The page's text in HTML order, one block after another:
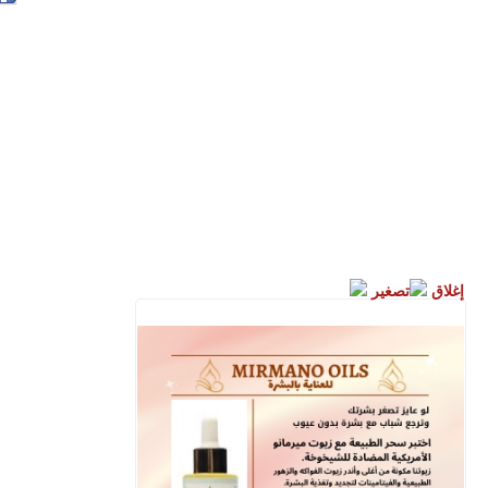
إغلاق تصغير